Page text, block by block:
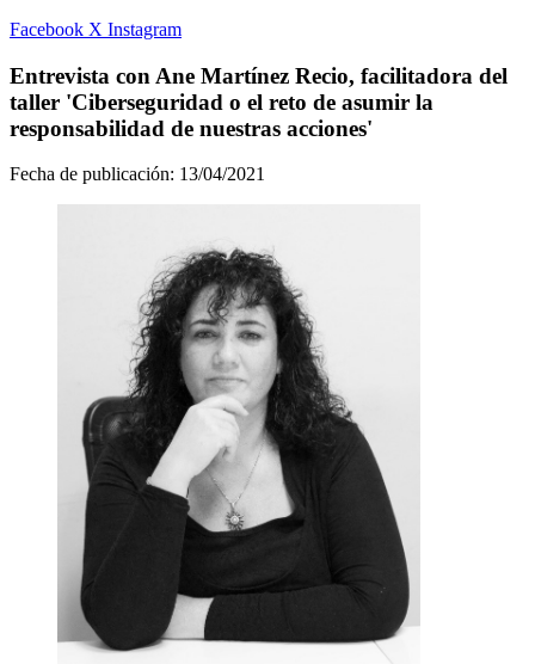
Facebook X Instagram
Entrevista con Ane Martínez Recio, facilitadora del
taller 'Ciberseguridad o el reto de asumir la
responsabilidad de nuestras acciones'
Fecha de publicación: 13/04/2021